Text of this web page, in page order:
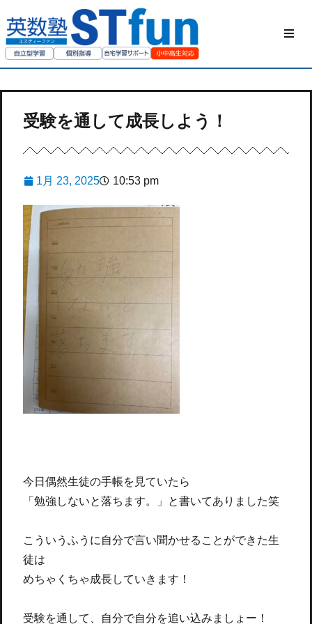
HOME
私たちについて
受験を通して成長しよう！
1月 23, 2025 10:53 pm
今日偶然生徒の手帳を見ていたら
「勉強しないと落ちます。」と書いてありました笑
こういうふうに自分で言い聞かせることができた生
徒は
めちゃくちゃ成長していきます！
受験を通して、自分で自分を追い込みましょー！